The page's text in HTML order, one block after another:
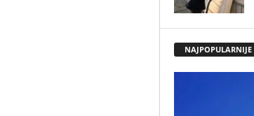
NAJPOPULARNIJE